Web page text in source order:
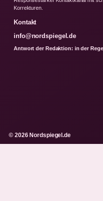
Korrekturen.
Kontakt
info@nordspiegel.de
Antwort der Redaktion: in der
© 2026 Nordspiegel.de